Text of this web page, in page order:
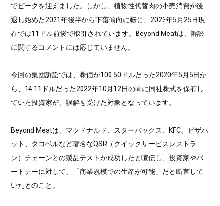
でピークを迎えました。しかし、植物性代替肉の小売消費が後
退し始めた2021年後半から下落傾向に転じ、2023年5月25日現
在では11ドル前後で取引されています。Beyond Meatは、訴訟
に関するコメントには応じていません。
今回の集団訴訟では、株価が100.50ドルだった2020年5月5日か
ら、14.11ドルだった2022年10月12日の間に同社株式を保有し
ていた投資家が、誤解を受けた対象となっています。
Beyond Meatは、マクドナルド、スターバックス、KFC、ピザハ
ット、タコベルなど著名なQSR（クイックサービスレストラ
ン）チェーンとの製品テストが成功したと喧伝し、投資家やパ
ートナーに対して、「商業規模での生産が可能」だと断言して
いたとのこと。